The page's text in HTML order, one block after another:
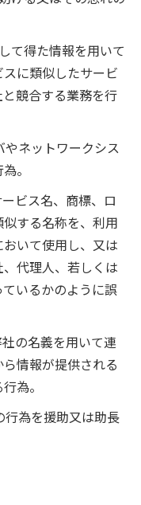
て得た情報を用いて
に類似したサービ
競合する業務を行
ネットワークシス
。
ビス名、商標、ロ
する名称を、利用
いて使用し、又は
代理人、若しくは
いるかのように誤
の名義を用いて連
情報が提供される
為。
為を援助又は助長